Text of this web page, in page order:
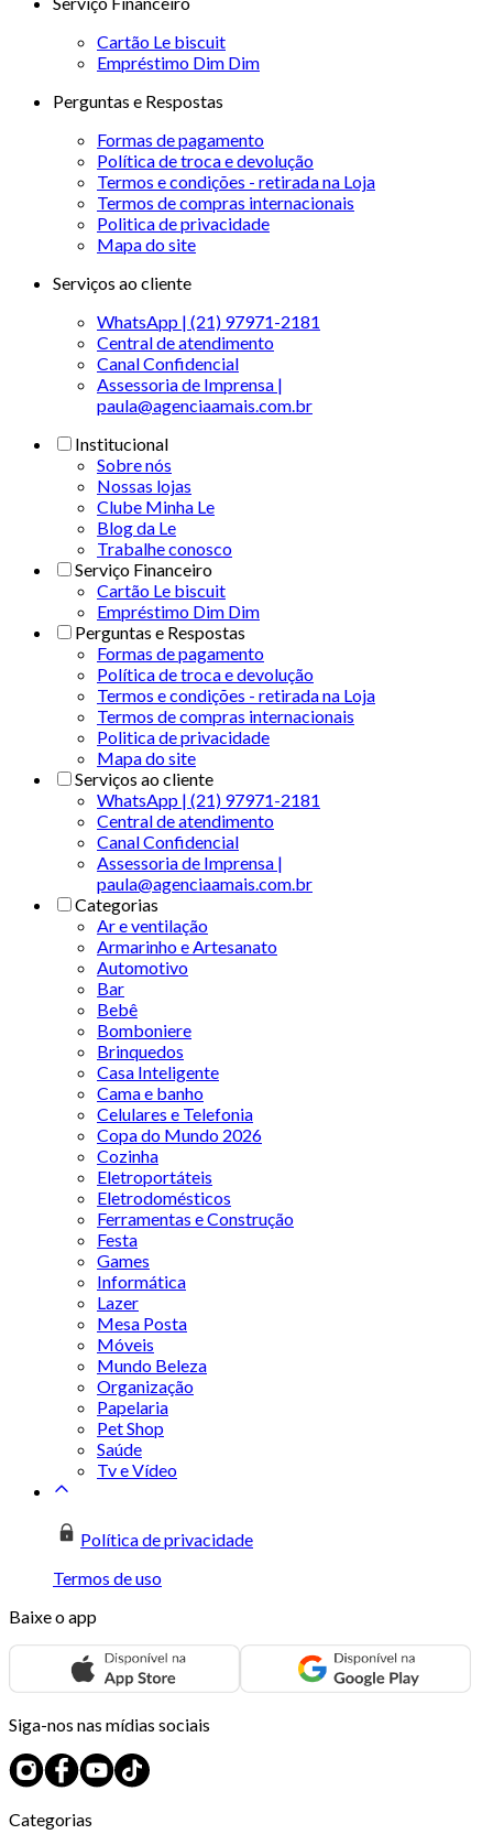
Cartão Le biscuit
Empréstimo Dim Dim
Perguntas e Respostas
Formas de pagamento
Política de troca e devolução
Termos e condições - retirada na Loja
Termos de compras internacionais
Politica de privacidade
Mapa do site
Serviços ao cliente
WhatsApp | (21) 97971-2181
Central de atendimento
Canal Confidencial
Assessoria de Imprensa |
paula@agenciaamais.com.br
Institucional
Sobre nós
Nossas lojas
Clube Minha Le
Blog da Le
Trabalhe conosco
Serviço Financeiro
Cartão Le biscuit
Empréstimo Dim Dim
Perguntas e Respostas
Formas de pagamento
Política de troca e devolução
Termos e condições - retirada na Loja
Termos de compras internacionais
Politica de privacidade
Mapa do site
Serviços ao cliente
WhatsApp | (21) 97971-2181
Central de atendimento
Canal Confidencial
Assessoria de Imprensa |
paula@agenciaamais.com.br
Categorias
Ar e ventilação
Armarinho e Artesanato
Automotivo
Bar
Bebê
Bomboniere
Brinquedos
Casa Inteligente
Cama e banho
Celulares e Telefonia
Copa do Mundo 2026
Cozinha
Eletroportáteis
Eletrodomésticos
Ferramentas e Construção
Festa
Games
Informática
Lazer
Mesa Posta
Móveis
Mundo Beleza
Organização
Papelaria
Pet Shop
Saúde
Tv e Vídeo
Política de privacidade
Termos de uso
Baixe o app
Siga-nos nas mídias sociais
Categorias